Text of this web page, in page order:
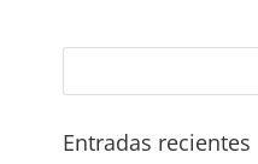
Entradas recientes